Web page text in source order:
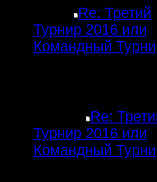
Re: Третий
Турнир 2016 или
Командный
Re:
Турнир 2016 или
Командный